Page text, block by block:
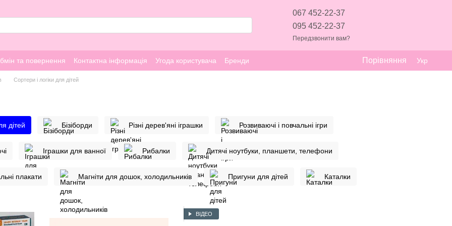
067 452-22-37
095 452-22-37
Передзвонити вам?
та повернення Контактна інформація Угода користувача Бренди Порівняння Укр
Сортери і логіки для дітей
дітей Бізіборди Різні дерев'яні іграшки Розвиваючі і повчальні ігри
Іграшки для ванної Рибалки Дитячі ноутбуки, планшети, телефони
плакати Магніти для дошок, холодильників Пригуни для дітей Каталки
ВІДЕО